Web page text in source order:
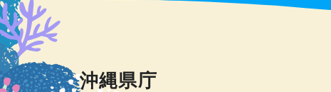
沖縄県庁